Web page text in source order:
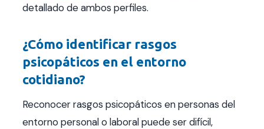
detallado de ambos perfiles.
¿Cómo identificar rasgos
psicopáticos en el entorno
cotidiano?
Reconocer rasgos psicopáticos en personas del
entorno personal o laboral puede ser difícil,